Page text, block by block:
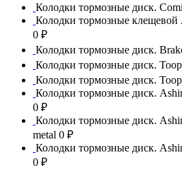
Колодки тормозные диск.
Колодки тормозные
0 ₽
Колодки тормозные диск.
Колодки тормозные диск.
Колодки тормозные диск.
Колодки тормозные диск.
0 ₽
Колодки тормозные диск.
metal 0 ₽
Колодки тормозные диск.
0 ₽